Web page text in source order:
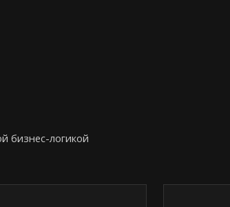
бизнес-логикой